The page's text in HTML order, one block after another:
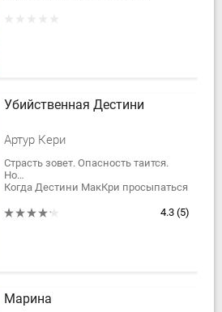
Убийственная Дестини
Артур Кери
Страсть зовет. Опасность таится.
Но…
Когда Дестини МакКри просыпаться
Орегонcком пляже, она знает только
4.3 (5)
Марина